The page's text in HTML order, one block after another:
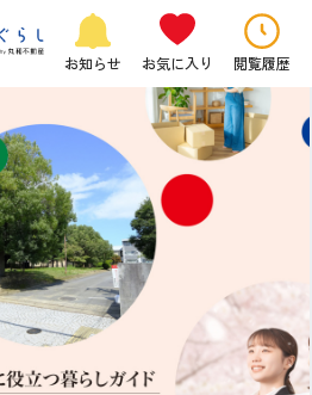
お知らせ お気に入り 閲覧履歴